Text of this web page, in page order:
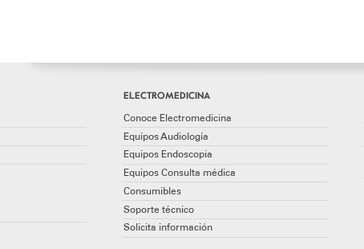
ELECTROMEDICINA
Conoce Electromedicina
Equipos Audiología
Equipos Endoscopia
Equipos Consulta médica
Consumibles
Soporte técnico
Solicita información